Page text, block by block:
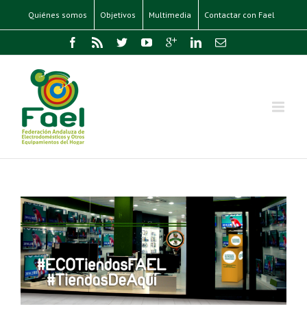
Quiénes somos Objetivos Multimedia Contactar con Fael